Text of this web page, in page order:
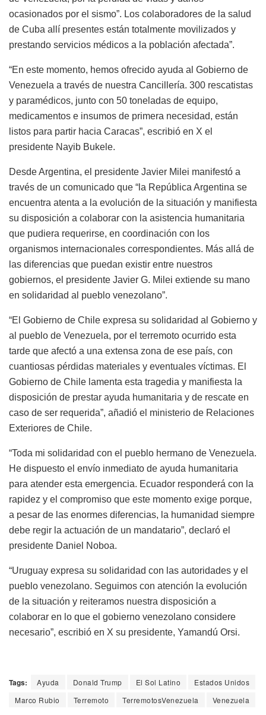
ocasionados por el sismo”. Los colaboradores de la salud
de Cuba allí presentes están totalmente movilizados y
prestando servicios médicos a la población afectada”.
“En este momento, hemos ofrecido ayuda al Gobierno de
Venezuela a través de nuestra Cancillería. 300 rescatistas
y paramédicos, junto con 50 toneladas de equipo,
medicamentos e insumos de primera necesidad, están
listos para partir hacia Caracas”, escribió en X el
presidente Nayib Bukele.
Desde Argentina, el presidente Javier Milei manifestó a
través de un comunicado que “la República Argentina se
encuentra atenta a la evolución de la situación y manifiesta
su disposición a colaborar con la asistencia humanitaria
que pudiera requerirse, en coordinación con los
organismos internacionales correspondientes. Más allá de
las diferencias que puedan existir entre nuestros
gobiernos, el presidente Javier G. Milei extiende su mano
en solidaridad al pueblo venezolano”.
“El Gobierno de Chile expresa su solidaridad al Gobierno y
al pueblo de Venezuela, por el terremoto ocurrido esta
tarde que afectó a una extensa zona de ese país, con
cuantiosas pérdidas materiales y eventuales víctimas. El
Gobierno de Chile lamenta esta tragedia y manifiesta la
disposición de prestar ayuda humanitaria y de rescate en
caso de ser requerida”, añadió el ministerio de Relaciones
Exteriores de Chile.
“Toda mi solidaridad con el pueblo hermano de Venezuela.
He dispuesto el envío inmediato de ayuda humanitaria
para atender esta emergencia. Ecuador responderá con la
rapidez y el compromiso que este momento exige porque,
a pesar de las enormes diferencias, la humanidad siempre
debe regir la actuación de un mandatario”, declaró el
presidente Daniel Noboa.
“Uruguay expresa su solidaridad con las autoridades y el
pueblo venezolano. Seguimos con atención la evolución
de la situación y reiteramos nuestra disposición a
colaborar en lo que el gobierno venezolano considere
necesario”, escribió en X su presidente, Yamandú Orsi.
Tags: Ayuda Donald Trump El Sol Latino
Estados Unidos
Marco Rubio
Terremoto TerremotosVenezuela Venezuela